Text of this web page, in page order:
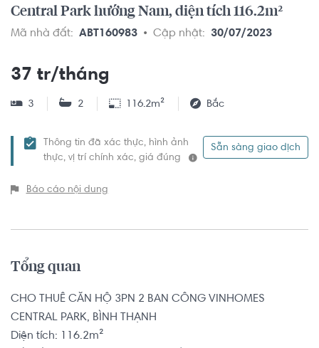
Central Park hướng Nam, diện tích 116.2m²
Mã nhà đất: ABT160983 Cập nhật: 30/07/2023
37 tr/tháng
3 2 116.2m² Bắc
Thông tin đã xác thực, hình ảnh
thực, vị trí chính xác, giá đúng
Sẵn sàng giao dịch
Báo cáo nội dung
Tổng quan
CHO THUÊ CĂN HỘ 3PN 2 BAN CÔNG VINHOMES
CENTRAL PARK, BÌNH THẠNH
Diện tích: 116.2m²